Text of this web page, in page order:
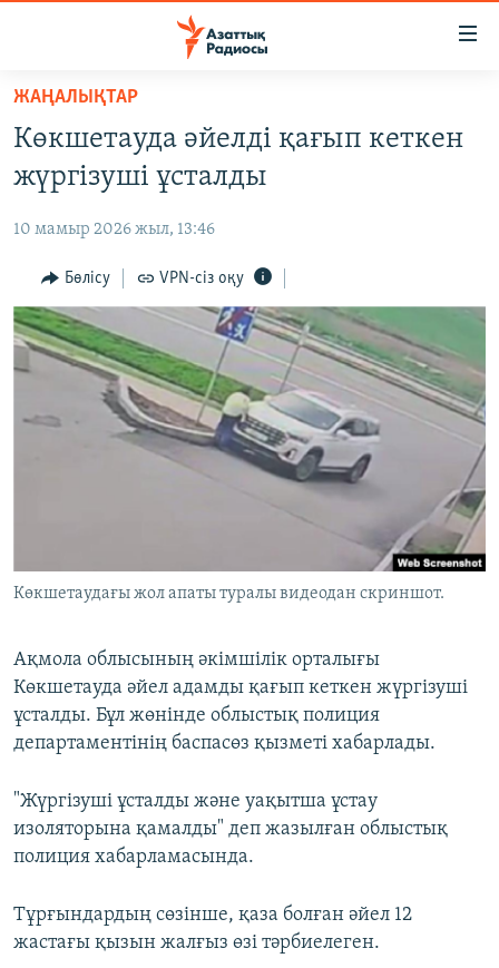
Skip
main
content
to
Navigation
Skip
to
Search
AZATTYQTV
ҚАҢТАР ОҚИҒАСЫ
АДАМ ҚҰҚЫҚТАРЫ
ӘЛЕУМЕТ
ӘЛЕМ
АРНАЙЫ ЖОБАЛАР
ЖАҢАЛЫҚТАР
Көкшетауда әйелді қағып кеткен
жүргізуші ұсталды
10 мамыр 2026 жыл, 13:46
Бөлісу VPN-сіз оқу
Көкшетаудағы жол апаты туралы видеодан скриншот.
Ақмола облысының әкімшілік орталығы
Көкшетауда әйел адамды қағып кеткен жүргізуші
ұсталды. Бұл жөнінде облыстық полиция
департаментінің баспасөз қызметі хабарлады.
"Жүргізуші ұсталды және уақытша ұстау
изоляторына қамалды" деп жазылған облыстық
полиция хабарламасында.
Тұрғындардың сөзінше, қаза болған әйел 12
жастағы қызын жалғыз өзі тәрбиелеген.